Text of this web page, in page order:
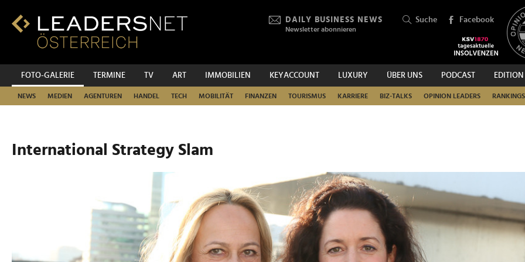
Inhalt
Fußzeilen-
Hauptnavigation
DAILY BUSINESS NEWS
Newsletter abonnieren
Suche Facebook
FOTO-GALERIE TERMINE TV ART IMMOBILIEN KEYACCOUNT LUXURY ÜBER UNS PODCAST EDITION
NEWS MEDIEN AGENTUREN HANDEL TECH MOBILITÄT FINANZEN TOURISMUS KARRIERE BIZ-TALKS OPINION LEADERS RANKINGS
SUCHEN
International Strategy Slam